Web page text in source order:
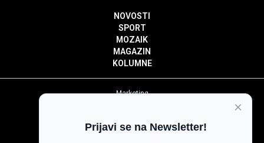
NOVOSTI
SPORT
MOZAIK
MAGAZIN
KOLUMNE
Marketing
Impressum
×
Prijavi se na Newsletter!